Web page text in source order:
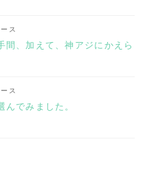
ス
間、加えて、神アジにかえら
ス
でみました。